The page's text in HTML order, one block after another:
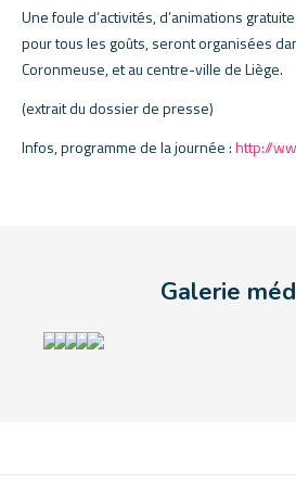
Une foule d’activités, d’animations
pour tous les goûts, seront organisées
Coronmeuse, et au centre-ville de Liège.
(extrait du dossier de presse)
Infos, programme de la journée :http://
Galerie